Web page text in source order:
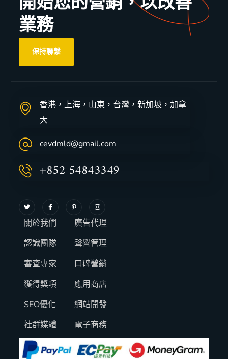
業務
保持聯繫
香港，上海，山東，台灣，新加坡，加拿
大
cevdmld@gmail.com
+852 54843349
關於我們
認識團隊
審查專家
獲得獎項
SEO優化
社群媒體
廣告代理
聲譽管理
口碑營銷
應用商店
網站開發
電子商務